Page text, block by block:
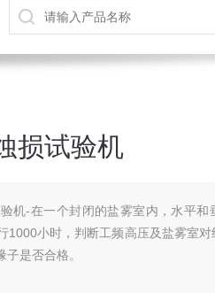
损试验机
机-在一个封闭的盐雾室内，水平和
小时，判断工频高压及盐雾室对
是否合格。